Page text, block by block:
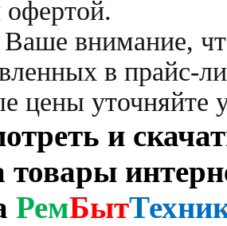
внимание,
в прайс-
цены уточняйте
и
товары
РемБыт